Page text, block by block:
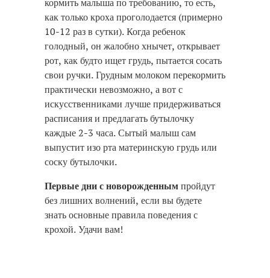
как только кроха проголодается (примерно
10-12 раз в сутки). Когда ребенок
голодный, он жалобно хнычет, открывает
рот, как будто ищет грудь, пытается сосать
свои ручки. Грудным молоком перекормить
практически невозможно, а вот с
искусственниками лучше придерживаться
расписания и предлагать бутылочку
каждые 2-3 часа. Сытый малыш сам
выпустит изо рта материнскую грудь или
соску бутылочки.
Первые дни с новорожденнымпройдут
без лишних волнений, если вы будете
знать основные правила поведения с
крохой. Удачи вам!